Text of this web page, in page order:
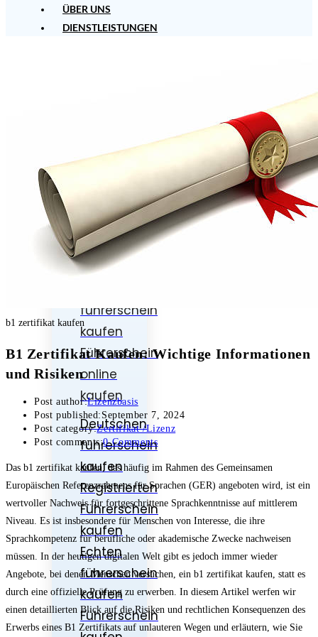
ÜBER UNS
DIENSTLEISTUNGEN
kaufen
Führerschein
kaufen
Motorrad
führerschein
kaufen
führerschein
kaufen
Führerschein
online
kaufen
Deutschen
führerschein
kaufen
Registrierten
Führerschein
kaufen
Echten
führerschein
kaufen
Führerschein
b1 zertifikat kaufen
B1 Zertifikat Kaufen: Wichtige Informationen
und Risiken
Post author:Lizenzbasis
Post published: September 7, 2024
Post category:Zertifikat /Lizenz
Post comments:0 Comments
Das b1 zertifikat kaufen, das häufig im Rahmen des Gemeinsamen
Europäischen Referenzrahmens für Sprachen (GER) angeboten wird, ist ein
wertvoller Nachweis für fortgeschrittene Sprachkenntnisse auf mittlerem
Niveau. Es ist insbesondere für Menschen von Interesse, die ihre
Sprachkompetenz für berufliche oder akademische Zwecke nachweisen
müssen. In der heutigen digitalen Welt gibt es jedoch immer wieder
Angebote, bei denen Menschen versuchen, ein b1 zertifikat kaufen, statt es
durch eine offizielle Prüfung zu erwerben. In diesem Artikel werfen wir
einen detaillierten Blick auf die Risiken und rechtlichen Konsequenzen des
Erwerbs eines B1 Zertifikats auf unlauteren Wegen und erläutern, wie Sie